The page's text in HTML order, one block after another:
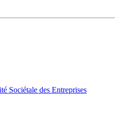
Sociétale des Entreprises